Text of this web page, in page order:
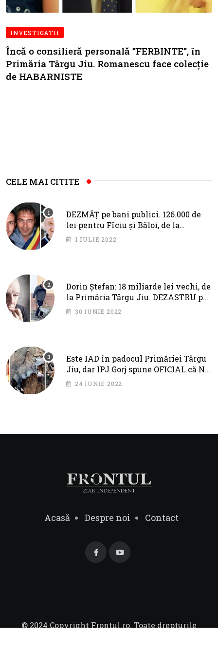
INVESTIGATII
Încă o consilieră personală ”FERBINTE”, în
Primăria Târgu Jiu. Romanescu face colecție
de HABARNISTE
CELE MAI CITITE
DEZMĂȚ pe bani publici. 126.000 de
lei pentru Fîciu și Băloi, de la
primarul Cotojman
1 IULIE 2022
Dorin Ștefan: 18 miliarde lei vechi, de
la Primăria Târgu Jiu. DEZASTRU pe
AXA BRÂNCUȘI
30 IUNIE 2022
Este IAD în padocul Primăriei Târgu
Jiu, dar IPJ Gorj spune OFICIAL că NU
SUNT PROBLEME!
24 IUNIE 2022
Acasă Despre noi Contact
© 2024 Copyright Frontul.ro. Toate drepturile